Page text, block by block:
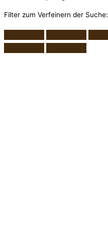
Filter zum Verfeinern der Suche: